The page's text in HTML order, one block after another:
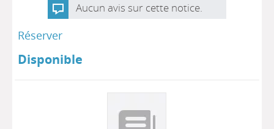
Aucun avis sur cette notice.
Réserver
Disponible